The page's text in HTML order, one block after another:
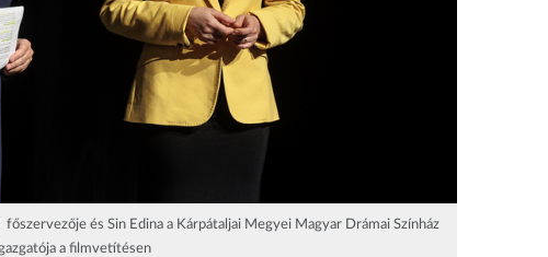
és Sin Edina a Kárpátaljai Megyei Magyar Drámai Színház
a filmvetítésen